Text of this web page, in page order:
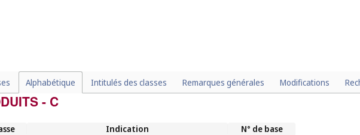
Alphabétique Intitulés des classes Remarques générales Modifications
- C
Indication
N° de base